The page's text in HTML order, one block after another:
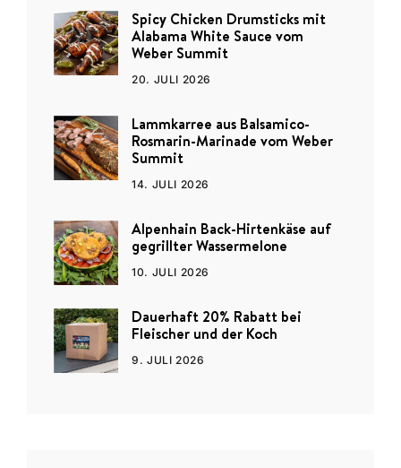
Spicy Chicken Drumsticks mit
Alabama White Sauce vom
Weber Summit
20. JULI 2026
Lammkarree aus Balsamico-
Rosmarin-Marinade vom Weber
Summit
14. JULI 2026
Alpenhain Back-Hirtenkäse auf
gegrillter Wassermelone
10. JULI 2026
Dauerhaft 20% Rabatt bei
Fleischer und der Koch
9. JULI 2026